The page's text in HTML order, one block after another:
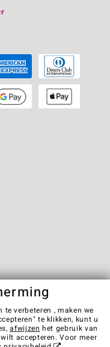
Cookies
herroepen
verbeteren , maken we
te klikken, kunt u
afwijzen het gebruik van
accepteren. Voor meer